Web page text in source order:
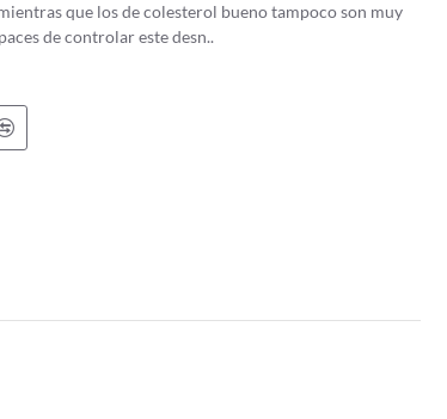
el rey Enrique II de Francia. Trajo la verdura desde
incluida Inglaterra, donde se cultivaron en el
principalmente en California. Hoy en día,
popular en la alta cocina y la cocina gourmet.
Son una buena fuente de fibra dietética, vitamina C,
que los de colesterol bueno tampoco son muy
de controlar este desn..